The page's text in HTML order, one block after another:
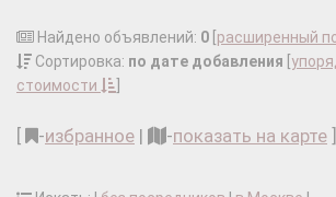
Найдено объявлений: 0 расширенный
Сортировка: по дате добавления
стоимости
-избранное | -показать на карте